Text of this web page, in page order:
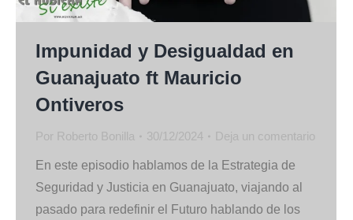
Impunidad y Desigualdad en
Guanajuato ft Mauricio
Ontiveros
Por Roberto Bonilla 30/12/2024 Deja un comentario
En este episodio hablamos de la Estrategia de
Seguridad y Justicia en Guanajuato, viajando al
pasado para redefinir el Futuro hablando de los